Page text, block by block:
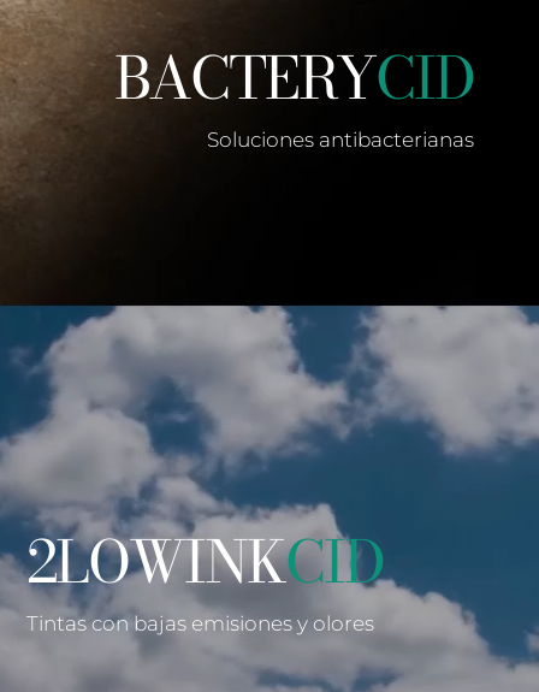
BACTERYCID
Soluciones antibacterianas
2LOWINKCID
Tintas con bajas emisiones y olores